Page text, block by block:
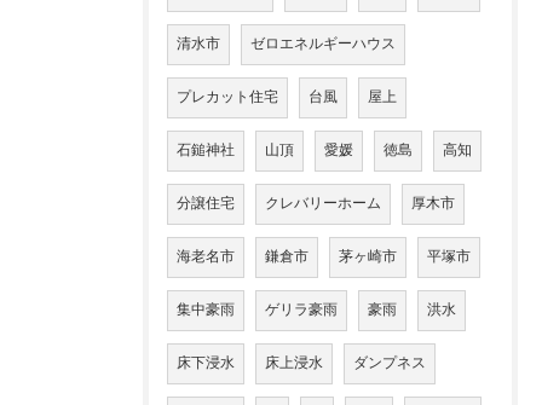
清水市 ゼロエネルギーハウス
プレカット住宅 台風 屋上
石鎚神社 山頂 愛媛 徳島 高知
分譲住宅 クレバリーホーム 厚木市
海老名市 鎌倉市 茅ヶ崎市 平塚市
集中豪雨 ゲリラ豪雨 豪雨 洪水
床下浸水 床上浸水 ダンプネス